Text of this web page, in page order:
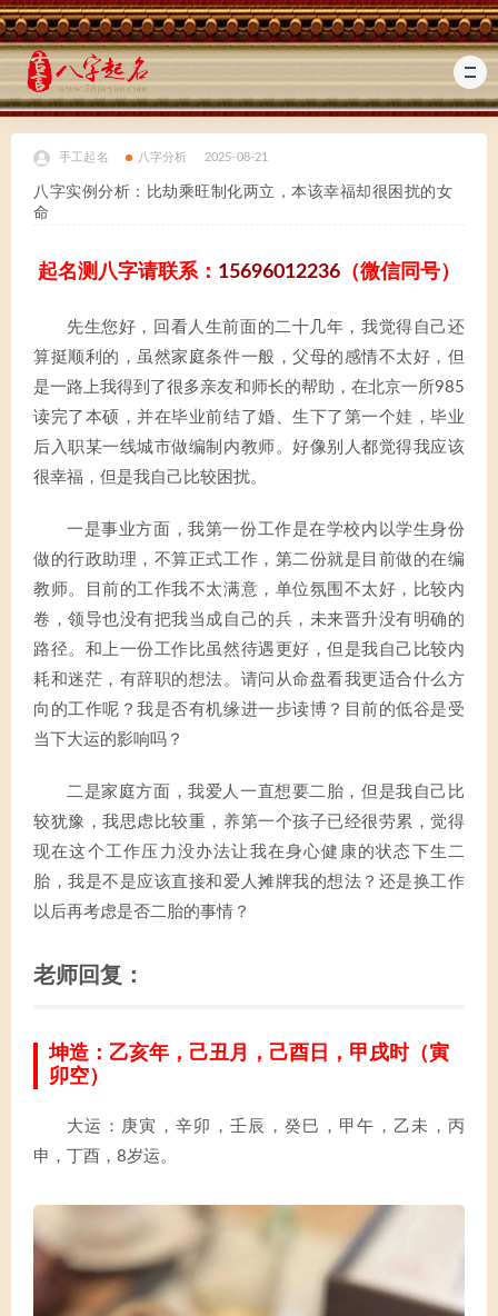
手工起名 八字分析 2025-08-21
八字实例分析：比劫乘旺制化两立，本该幸福却很困扰的女
命
起名测八字请联系： 15696012236 （微信同号）
先生您好，回看人生前面的二十几年，我觉得自己还
算挺顺利的，虽然家庭条件一般，父母的感情不太好，但
是一路上我得到了很多亲友和师长的帮助，在北京一所985
读完了本硕，并在毕业前结了婚、生下了第一个娃，毕业
后入职某一线城市做编制内教师。好像别人都觉得我应该
很幸福，但是我自己比较困扰。
一是事业方面，我第一份工作是在学校内以学生身份
做的行政助理，不算正式工作，第二份就是目前做的在编
教师。目前的工作我不太满意，单位氛围不太好，比较内
卷，领导也没有把我当成自己的兵，未来晋升没有明确的
路径。和上一份工作比虽然待遇更好，但是我自己比较内
耗和迷茫，有辞职的想法。请问从命盘看我更适合什么方
向的工作呢？我是否有机缘进一步读博？目前的低谷是受
当下大运的影响吗？
二是家庭方面，我爱人一直想要二胎，但是我自己比
较犹豫，我思虑比较重，养第一个孩子已经很劳累，觉得
现在这个工作压力没办法让我在身心健康的状态下生二
胎，我是不是应该直接和爱人摊牌我的想法？还是换工作
以后再考虑是否二胎的事情？
老师回复：
坤造：乙亥年，己丑月，己酉日，甲戌时（寅
卯空）
大运：庚寅，辛卯，壬辰，癸巳，甲午，乙未，丙
申，丁酉，8岁运。